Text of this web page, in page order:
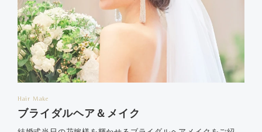
Hair Make
ブライダルヘア＆メイク